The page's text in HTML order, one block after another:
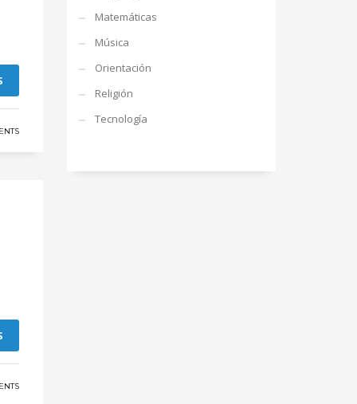
Matemáticas
Música
Orientación
Religión
Tecnología